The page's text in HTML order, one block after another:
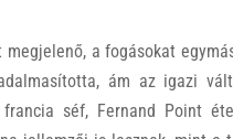
a fogásokat
ám az igazi
séf, Fernand Point